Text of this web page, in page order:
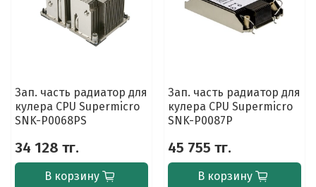
Зап. часть радиатор для
кулера CPU Supermicro
SNK-P0068PS
34 128 тг.
В корзину
Зап. часть радиатор для
кулера CPU Supermicro
SNK-P0087P
45 755 тг.
В корзину